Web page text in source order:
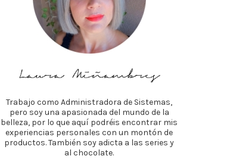
Trabajo como Administradora de Sistemas,
pero soy una apasionada del mundo de la
belleza, por lo que aquí podréis encontrar mis
experiencias personales con un montón de
productos. También soy adicta a las series y
al chocolate.